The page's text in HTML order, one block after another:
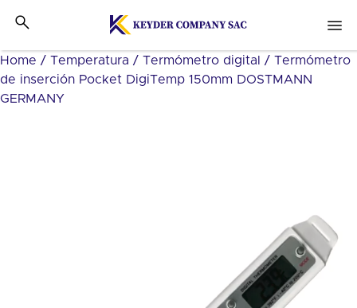
Home / Temperatura / Termómetro digital
/ Termómetro
de inserción Pocket DigiTemp 150mm DOSTMANN
GERMANY